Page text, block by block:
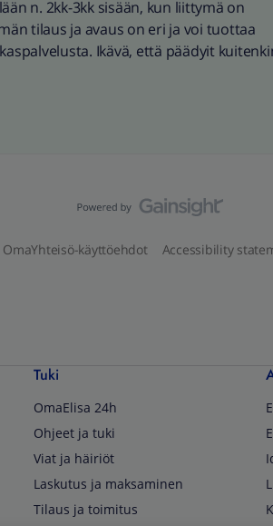
n. 2kk-3kk sisään, kun liittymä on
tilaus ja avaus on eri ja voi tuottaa
Ikävä, että päädyit
OmaYhteisö-käyttöehdot Accessibility
Tuki
OmaElisa 24h
Ohjeet ja tuki
Viat ja häiriöt
Laskutus ja maksaminen
Tilaus ja toimitus